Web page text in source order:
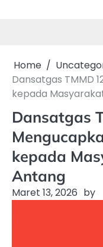
Home
Dansatgas TMMD
kepada
Dansatgas
kepada
Antang
Maret 13, 2026 by